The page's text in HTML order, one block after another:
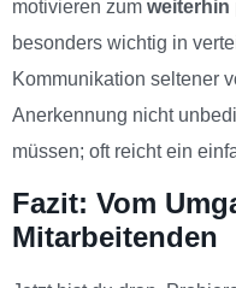
motivieren zum weiterhin
besonders wichtig in
Kommunikation seltener
Anerkennung nicht
müssen; oft reicht ein
Fazit: Vom
Mitarbeitenden